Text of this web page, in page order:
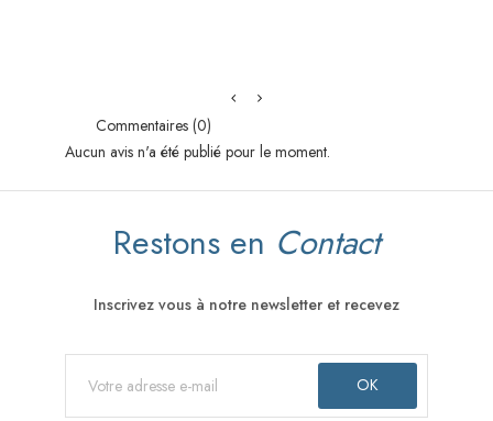
Commentaires (0)
Aucun avis n'a été publié pour le moment.
Restons en Contact
Inscrivez vous à notre newsletter et recevez